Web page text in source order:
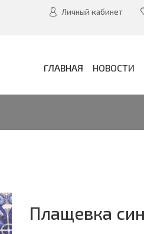
Личный кабинет
ГЛАВНАЯ НОВОСТИ
Плащевка